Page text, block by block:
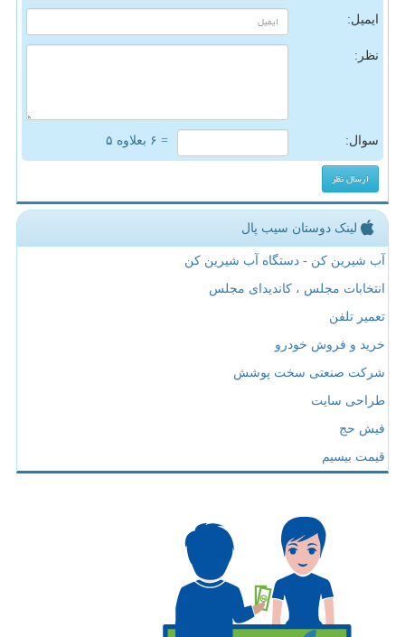
ایمیل:
نظر:
سوال: = ۶ بعلاوه ۵
لینک دوستان سیب پال
آب شیرین کن - دستگاه آب شیرین کن
انتخابات مجلس ، کاندیدای مجلس
تعمیر تلفن
خرید و فروش خودرو
شرکت صنعتی سخت پوشش
طراحی سایت
فیش حج
قیمت بیسیم